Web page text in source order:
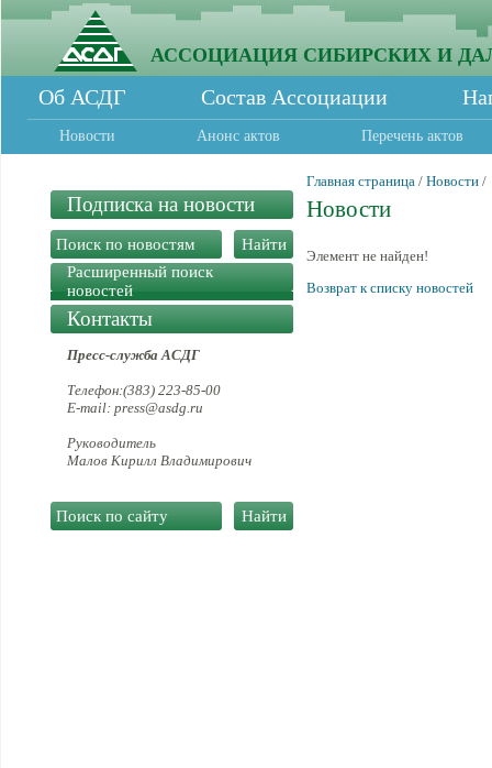
АССОЦИАЦИЯ СИБИРСКИХ И
Об АСДГ Состав Ассоциации
Новости Анонс актов Перечень актов
Подписка на новости
Расширенный поиск
новостей
Контакты
Пресс-служба АСДГ
Телефон:(383) 223-85-00
E-mail: press@asdg.ru
Руководитель
Малов Кирилл Владимирович
Главная страница / Новости /
Новости
Элемент не найден!
Возврат к списку новостей